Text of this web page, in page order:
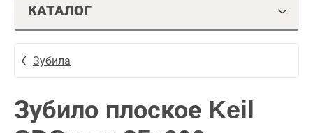
КАТАЛОГ
Зубила
Зубило плоское Keil